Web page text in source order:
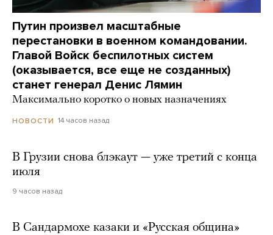
Путин произвел масштабные
перестановки в военном командовании.
Главой Войск беспилотных систем
(оказывается, все еще не созданных)
станет генерал Денис Лямин
Максимально коротко о новых назначениях
НОВОСТИ 14 часов назад
В Грузии снова блэкаут — уже третий с конца
июля
9 часов назад
В Сандармохе казаки и «Русская община»